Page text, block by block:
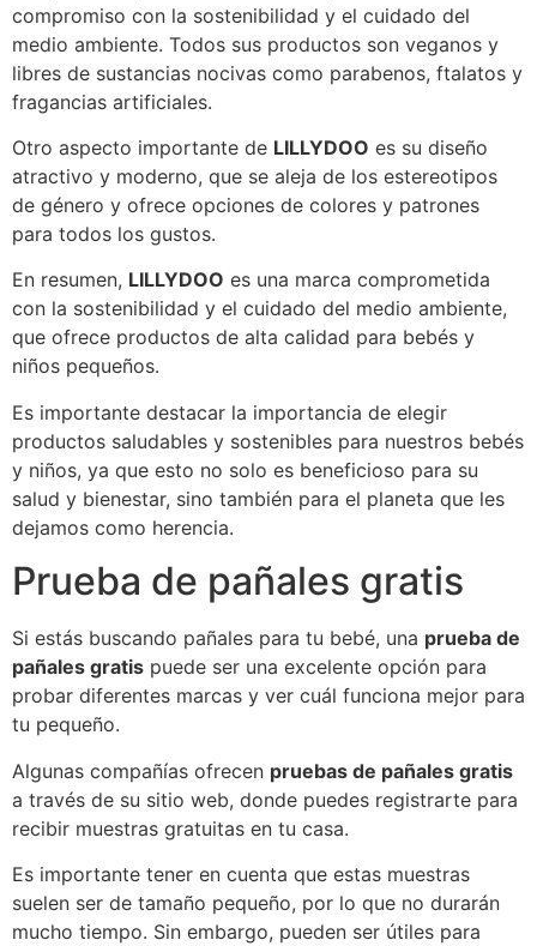
compromiso con la sostenibilidad y el cuidado del
medio ambiente. Todos sus productos son veganos y
libres de sustancias nocivas como parabenos, ftalatos y
fragancias artificiales.
Otro aspecto importante de LILLYDOO es su diseño
atractivo y moderno, que se aleja de los estereotipos
de género y ofrece opciones de colores y patrones
para todos los gustos.
En resumen, LILLYDOO es una marca comprometida
con la sostenibilidad y el cuidado del medio ambiente,
que ofrece productos de alta calidad para bebés y
niños pequeños.
Es importante destacar la importancia de elegir
productos saludables y sostenibles para nuestros bebés
y niños, ya que esto no solo es beneficioso para su
salud y bienestar, sino también para el planeta que les
dejamos como herencia.
Prueba de pañales gratis
Si estás buscando pañales para tu bebé, una prueba de
pañales gratis puede ser una excelente opción para
probar diferentes marcas y ver cuál funciona mejor para
tu pequeño.
Algunas compañías ofrecen pruebas de pañales gratis
a través de su sitio web, donde puedes registrarte para
recibir muestras gratuitas en tu casa.
Es importante tener en cuenta que estas muestras
suelen ser de tamaño pequeño, por lo que no durarán
mucho tiempo. Sin embargo, pueden ser útiles para